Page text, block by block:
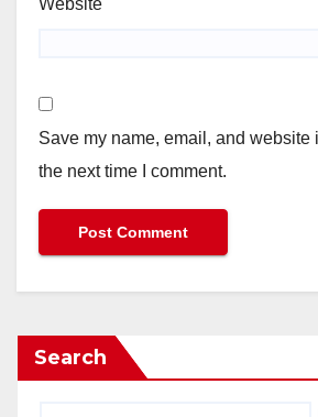
Save my name, email, and website
the next time I comment.
Search